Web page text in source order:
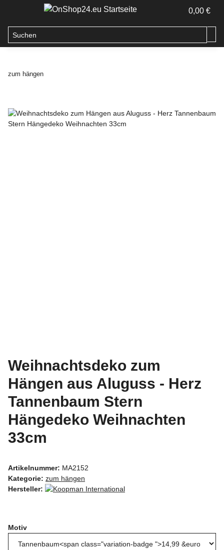
0,00 €
zum hängen
Weihnachtsdeko zum
Hängen aus Aluguss - Herz
Tannenbaum Stern
Hängedeko Weihnachten
33cm
Artikelnummer: MA2152
Kategorie: zum hängen
Hersteller:
Motiv